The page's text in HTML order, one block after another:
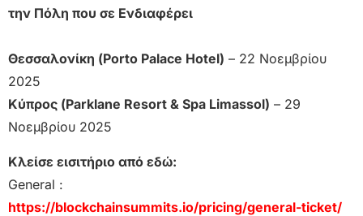
την Πόλη που σε Ενδιαφέρει
Θεσσαλονίκη (Porto Palace Hotel) – 22 Νοεμβρίου
2025
Κύπρος (Parklane Resort & Spa Limassol) – 29
Νοεμβρίου 2025
Κλείσε εισιτήριο από εδώ:
General :
https://blockchainsummits.io/pricing/general-ticket/